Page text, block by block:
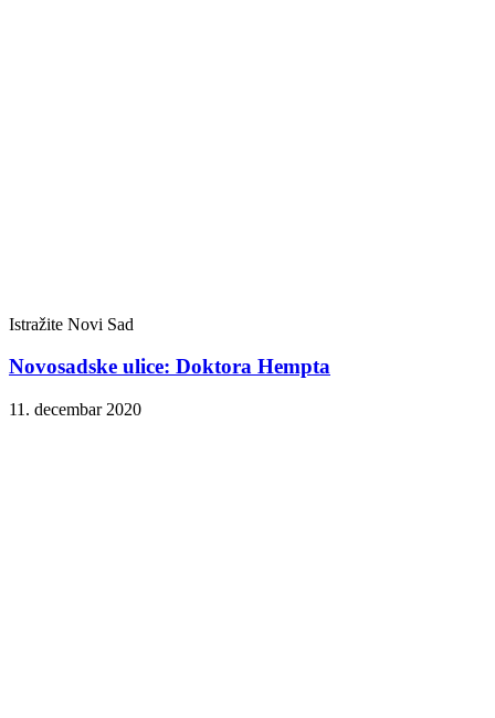
Istražite Novi Sad
Novosadske ulice: Doktora Hempta
11. decembar 2020